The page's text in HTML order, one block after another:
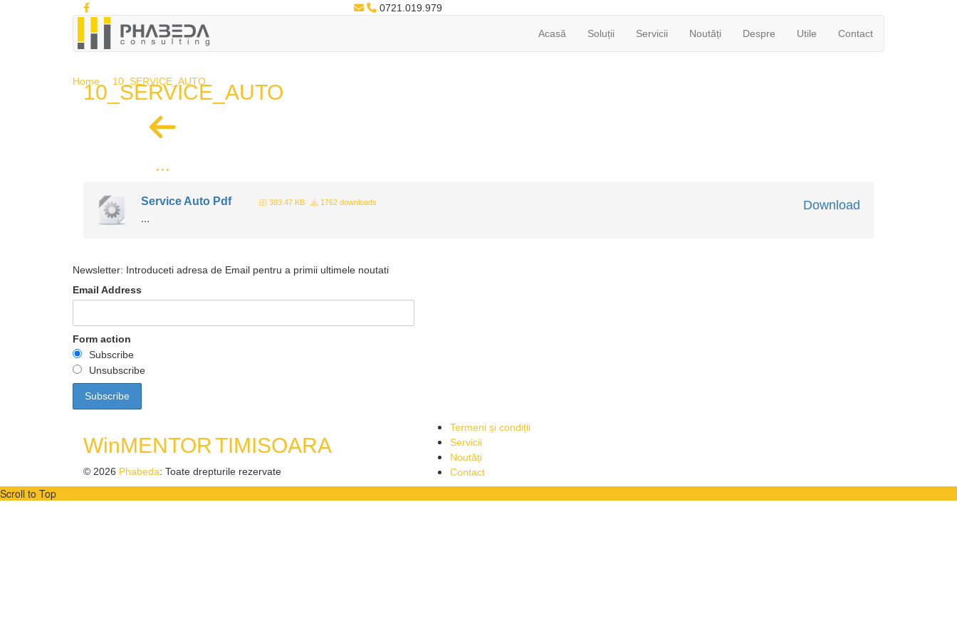
0721.019.979
Acasă Soluții Servicii Noutăți Despre Utile Contact
10_SERVICE_AUTO
Home 10_SERVICE_AUTO
...
Download
Service Auto Pdf 383.47 KB 1762 downloads
...
Newsletter: Introduceti adresa de Email pentru a primii ultimele noutati
Email Address
Form action
Subscribe
Unsubscribe
WinMENTORTIMISOARA
© 2026 Phabeda: Toate drepturile rezervate
Termeni și condiții
Servicii
Noutăți
Contact
Scroll to Top